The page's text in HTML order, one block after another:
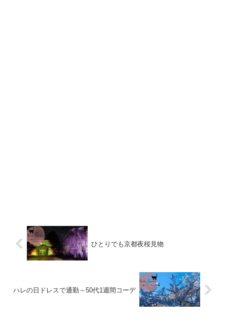
ひとりでも京都夜桜見物
ハレの日ドレスで通勤～50代1週間コーデ